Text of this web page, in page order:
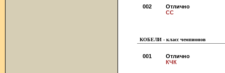
002
Отлично
СС
КОБЕЛИ - класс чемпионов
001
Отлично
КЧК